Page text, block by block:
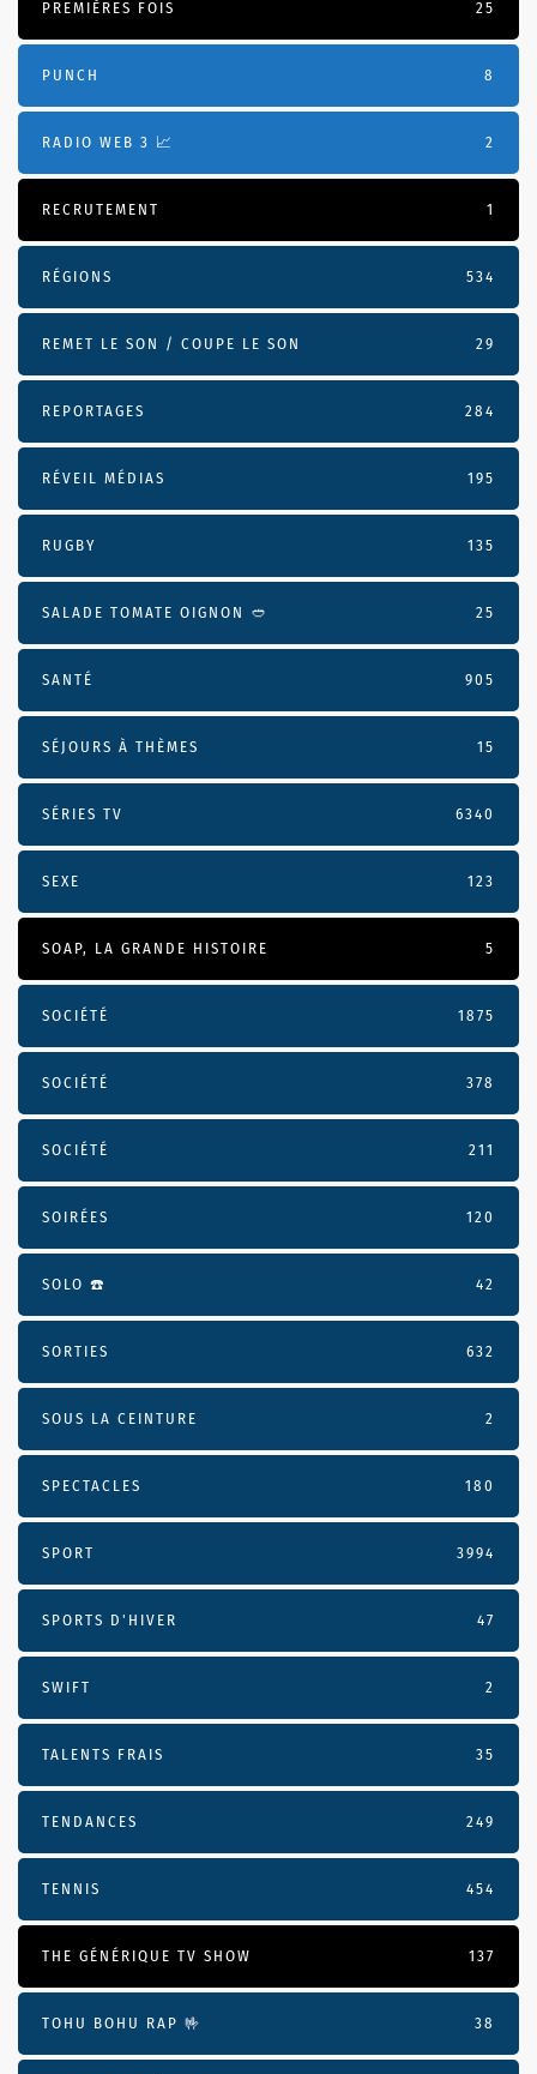
PREMIÈRES FOIS 25
PUNCH 8
RADIO WEB 3 📈 2
RECRUTEMENT 1
RÉGIONS 534
REMET LE SON / COUPE LE SON 29
REPORTAGES 284
RÉVEIL MÉDIAS 195
RUGBY 135
SALADE TOMATE OIGNON 🥙 25
SANTÉ 905
SÉJOURS À THÈMES 15
SÉRIES TV 6340
SEXE 123
SOAP, LA GRANDE HISTOIRE 5
SOCIÉTÉ 1875
SOCIÉTÉ 378
SOCIÉTÉ 211
SOIRÉES 120
SOLO ☎️ 42
SORTIES 632
SOUS LA CEINTURE 2
SPECTACLES 180
SPORT 3994
SPORTS D'HIVER 47
SWIFT 2
TALENTS FRAIS 35
TENDANCES 249
TENNIS 454
THE GÉNÉRIQUE TV SHOW 137
TOHU BOHU RAP 🤟 38